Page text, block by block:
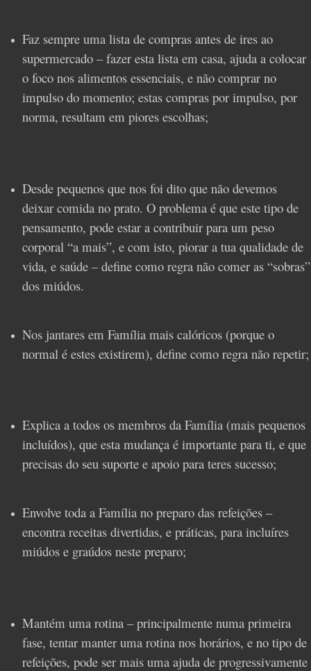
Faz sempre uma lista de compras antes de ires ao
supermercado – fazer esta lista em casa, ajuda a colocar
o foco nos alimentos essenciais, e não comprar no
impulso do momento; estas compras por impulso, por
norma, resultam em piores escolhas;
Desde pequenos que nos foi dito que não devemos
deixar comida no prato. O problema é que este tipo de
pensamento, pode estar a contribuir para um peso
corporal “a mais”, e com isto, piorar a tua qualidade de
vida, e saúde – define como regra não comer as “sobras”
dos miúdos.
Nos jantares em Família mais calóricos (porque o
normal é estes existirem), define como regra não repetir;
Explica a todos os membros da Família (mais pequenos
incluídos), que esta mudança é importante para ti, e que
precisas do seu suporte e apoio para teres sucesso;
Envolve toda a Família no preparo das refeições –
encontra receitas divertidas, e práticas, para incluíres
miúdos e graúdos neste preparo;
Mantém uma rotina – principalmente numa primeira
fase, tentar manter uma rotina nos horários, e no tipo de
refeições, pode ser mais uma ajuda de progressivamente